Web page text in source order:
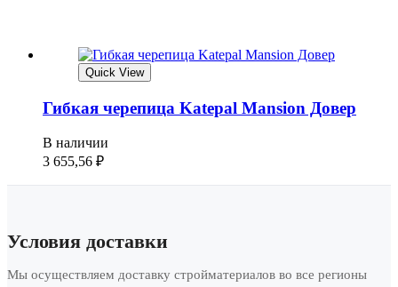
Quick View
Гибкая черепица Katepal Mansion Довер
В наличии
3 655,56 ₽
Условия доставки
Мы осуществляем доставку стройматериалов во все регионы